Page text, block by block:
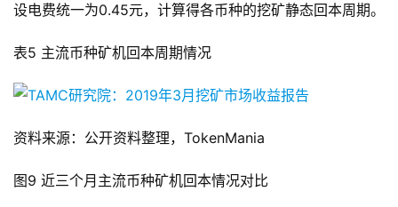
设电费统一为0.45元，计算得各币种的挖矿静态回本周期。
表5 主流币种矿机回本周期情况
资料来源：公开资料整理，TokenMania
图9 近三个月主流币种矿机回本情况对比